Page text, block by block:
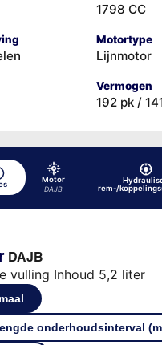
1798 CC
Motortype
Lijnmotor
Vermogen
192 pk /
Motor
DAJB
rem-/
DAJB
vulling Inhoud 5,2 liter
onderhoudsinterval